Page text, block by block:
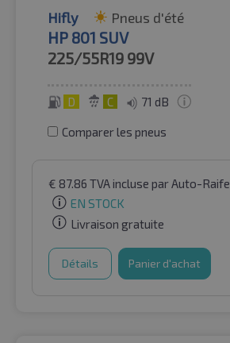
Hifly Pneus d'été
HP 801 SUV
225/55R19 99V
D C 71 dB
Comparer les pneus
€ 87.86 TVA incluse par Auto-
EN STOCK
Livraison gratuite
Détails Panier d'achat